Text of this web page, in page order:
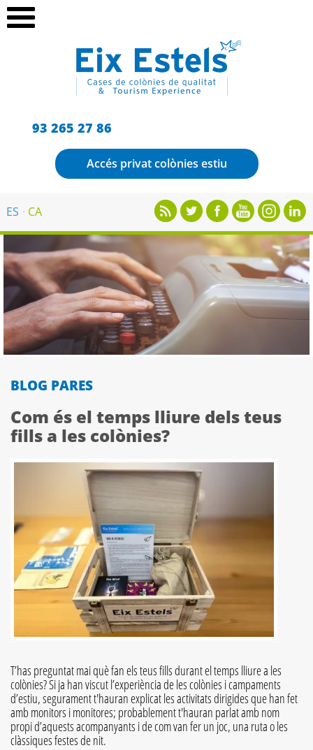
93 265 27 86
Accés privat colònies estiu
ES CA
BLOG PARES
Com és el temps lliure dels teus
fills a les colònies?
T’has preguntat mai què fan els teus fills durant el temps lliure a les
colònies? Si ja han viscut l’experiència de les colònies i campaments
d’estiu, segurament t'hauran explicat les activitats dirigides que han fet
amb monitors i monitores; probablement t'hauran parlat amb nom
propi d’aquests acompanyants i de com van fer un joc, una ruta o les
clàssiques festes de nit.